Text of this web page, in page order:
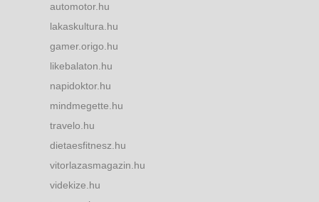
automotor.hu
lakaskultura.hu
gamer.origo.hu
likebalaton.hu
napidoktor.hu
mindmegette.hu
travelo.hu
dietaesfitnesz.hu
vitorlazasmagazin.hu
videkize.hu